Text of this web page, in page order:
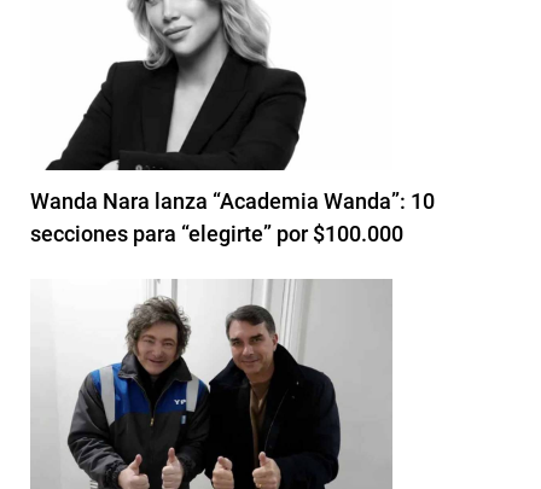
Wanda Nara lanza “Academia Wanda”: 10
secciones para “elegirte” por $100.000